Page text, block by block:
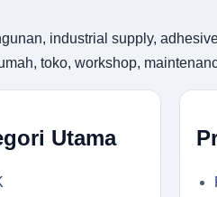
industrial supply,
toko, workshop,
Utama